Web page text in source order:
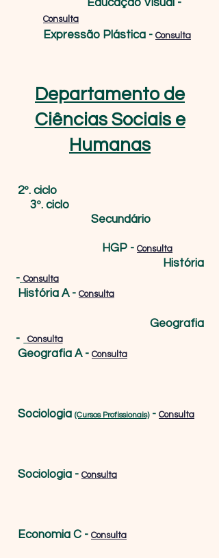
Educação Visual -
Consulta
Expressão Plástica - Consulta
Departamento de
Ciências Sociais e
Humanas
2º. ciclo
3º. ciclo
Secundário
HGP -Consulta
História
- Consulta
História A - Consulta
Geografia
-
Consulta
Geografia A - Consulta
Sociologia (Cursos Profissionais) - Consulta
Sociologia - Consulta
Economia C - Consulta